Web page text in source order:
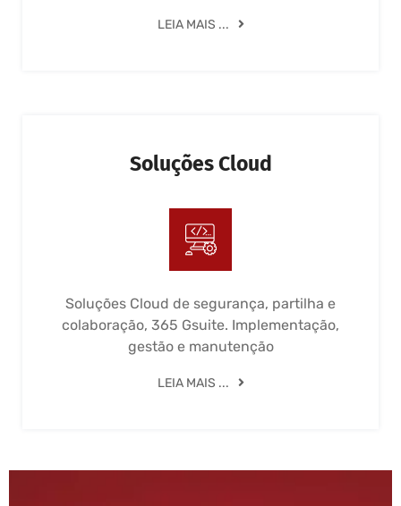
LEIA MAIS ...
Soluções Cloud
Soluções Cloud de segurança, partilha e
colaboração, 365 Gsuite. Implementação,
gestão e manutenção
LEIA MAIS ...